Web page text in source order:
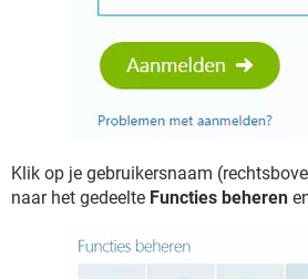
Klik op je gebruikersnaam
naar het gedeelte Functies beheren